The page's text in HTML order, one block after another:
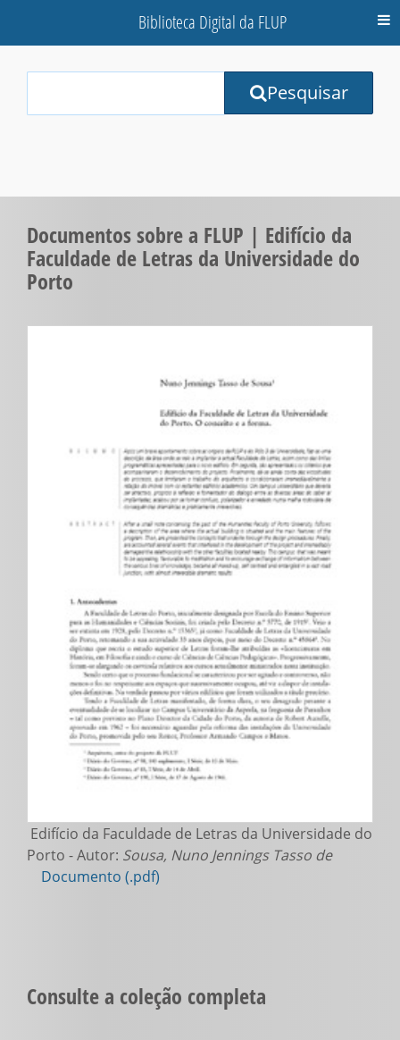
Biblioteca Digital da FLUP
Terms:
Pesquisar
Documentos sobre a FLUP | Edifício da
Faculdade de Letras da Universidade do
Porto
Edifício da Faculdade de Letras da Universidade do
Porto - Autor: Sousa, Nuno Jennings Tasso de
Documento (.pdf)
Consulte a coleção completa